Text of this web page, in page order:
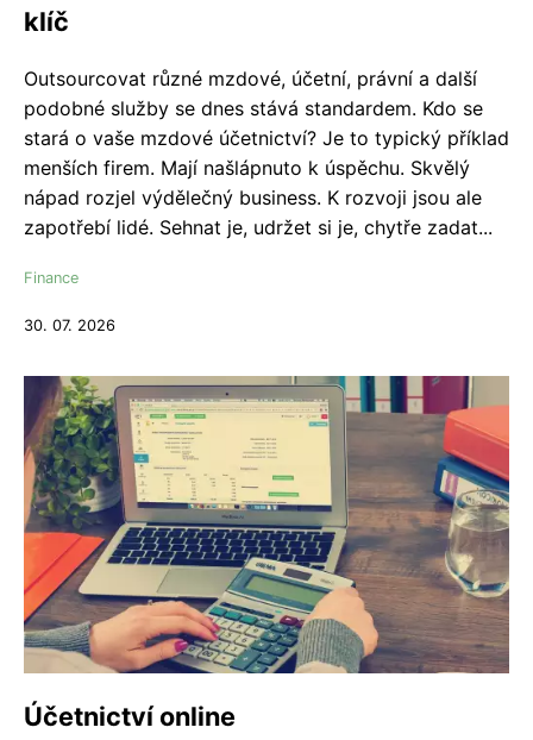
klíč
Outsourcovat různé mzdové, účetní, právní a další
podobné služby se dnes stává standardem. Kdo se
stará o vaše mzdové účetnictví? Je to typický příklad
menších firem. Mají našlápnuto k úspěchu. Skvělý
nápad rozjel výdělečný business. K rozvoji jsou ale
zapotřebí lidé. Sehnat je, udržet si je, chytře zadat...
Finance
30. 07. 2026
Účetnictví online